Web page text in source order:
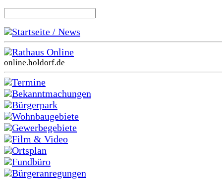
Startseite / News
Rathaus Online
online.holdorf.de
Termine
Bekanntmachungen
Bürgerpark
Wohnbaugebiete
Gewerbegebiete
Film & Video
Ortsplan
Fundbüro
Bürgeranregungen